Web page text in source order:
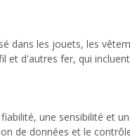
dans les jouets, les
et d'autres fer, qui
fiabilité, une sensibilité
de données et le